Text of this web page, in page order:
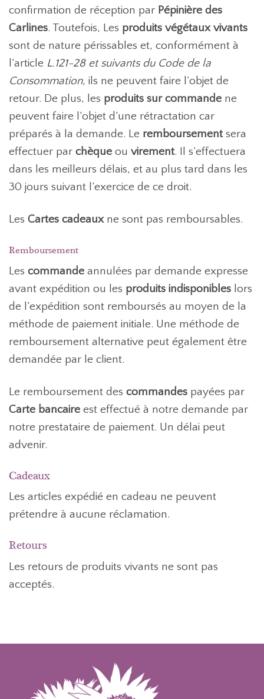
confirmation de réception par Pépinière des
Carlines. Toutefois, Les produits végétaux vivants
sont de nature périssables et, conformément à
l’article L.121-28 et suivants du Code de la
Consommation, ils ne peuvent faire l’objet de
retour. De plus, les produits sur commande ne
peuvent faire l’objet d’une rétractation car
préparés à la demande. Le remboursementsera
effectuer par chèque ou virement. Il s’effectuera
dans les meilleurs délais, et au plus tard dans les
30 jours suivant l’exercice de ce droit.
Les Cartes cadeauxne sont pas remboursables.
Remboursement
Les commande annulées par demande expresse
avant expédition ou les produits indisponibles lors
de l’expédition sont remboursés au moyen de la
méthode de paiement initiale. Une méthode de
remboursement alternative peut également être
demandée par le client.
Le remboursement des commandes payées par
Carte bancaire est effectué à notre demande par
notre prestataire de paiement. Un délai peut
advenir.
Cadeaux
Les articles expédié en cadeau ne peuvent
prétendre à aucune réclamation.
Retours
Les retours de produits vivants ne sont pas
acceptés.